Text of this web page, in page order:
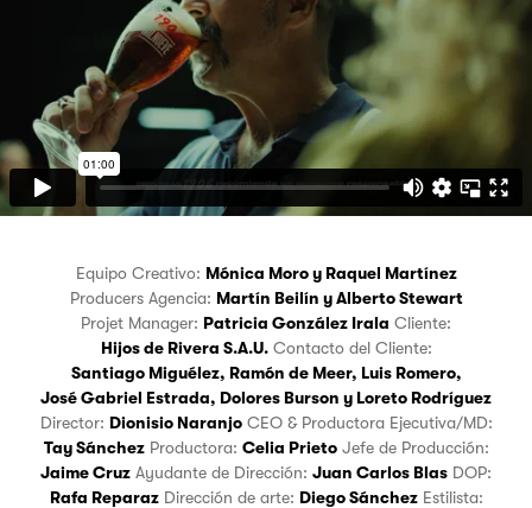
Equipo Creativo: Mónica Moroy Raquel Martínez
Producers Agencia: Martín Beilín yAlberto Stewart
Projet Manager: Patricia González Irala
Cliente:
Hijos de Rivera S.A.U.
Contacto del Cliente:
Santiago Miguélez, Ramón de Meer, Luis Romero,
José Gabriel Estrada, Dolores Burson y Loreto Rodríguez
Director: Dionisio Naranjo
CEO & Productora Ejecutiva/MD:
Tay Sánchez
Productora: Celia Prieto
Jefe de Producción:
Jaime Cruz
Ayudante de Dirección: Juan Carlos Blas
DOP:
Rafa Reparaz
Dirección de arte: Diego Sánchez
Estilista: